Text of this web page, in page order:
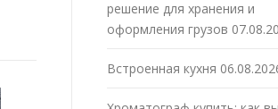
решение для хранения и
оформления грузов
Встроенная кухня